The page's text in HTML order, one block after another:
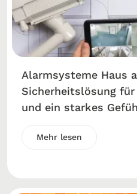
Alarmsysteme Haus
Sicherheitslösung
und ein starkes
Mehr lesen